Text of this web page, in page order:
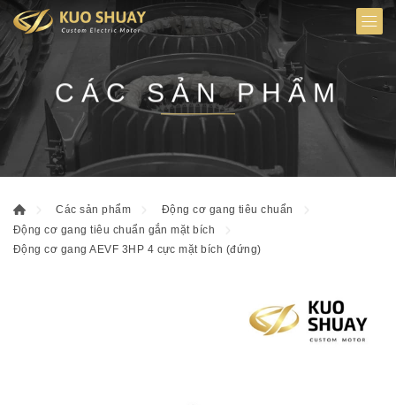
CÁC SẢN PHẨM
Các sản phẩm
Động cơ gang tiêu chuẩn
Động cơ gang tiêu chuẩn gắn mặt bích
Động cơ gang AEVF 3HP 4 cực mặt bích (đứng)